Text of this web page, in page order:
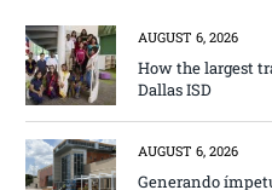
AUGUST 6, 2026
How the largest
Dallas ISD
AUGUST 6, 2026
Generando